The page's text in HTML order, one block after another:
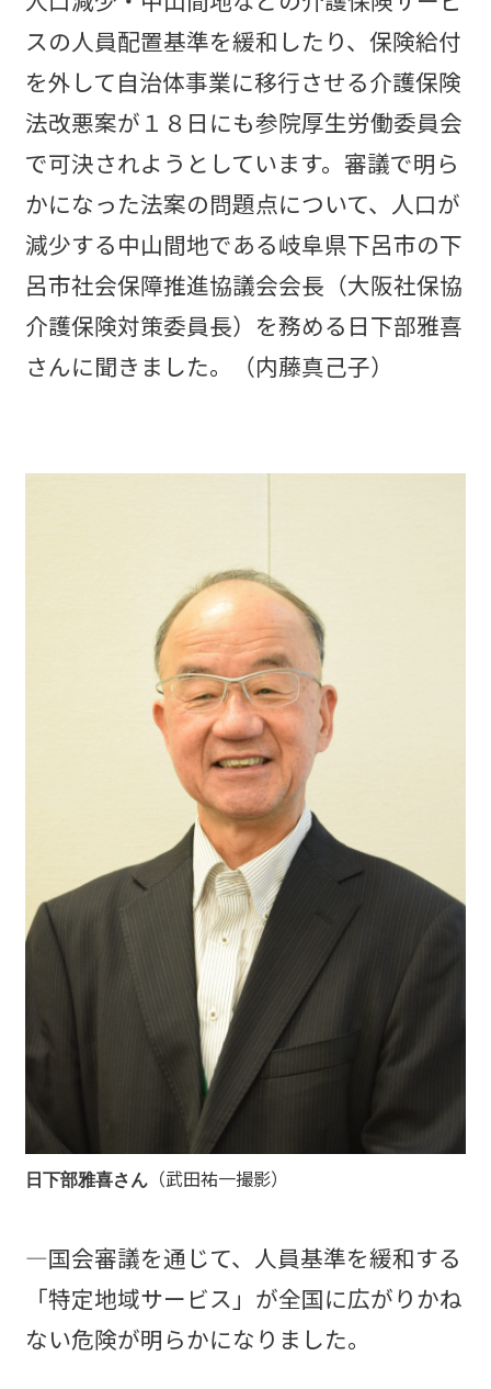
スの人員配置基準を緩和したり、保険給付
を外して自治体事業に移行させる介護保険
法改悪案が１８日にも参院厚生労働委員会
で可決されようとしています。審議で明ら
かになった法案の問題点について、人口が
減少する中山間地である岐阜県下呂市の下
呂市社会保障推進協議会会長（大阪社保協
介護保険対策委員長）を務める日下部雅喜
さんに聞きました。（内藤真己子）
日下部雅喜さん（武田祐一撮影）
―国会審議を通じて、人員基準を緩和する
「特定地域サービス」が全国に広がりかね
ない危険が明らかになりました。